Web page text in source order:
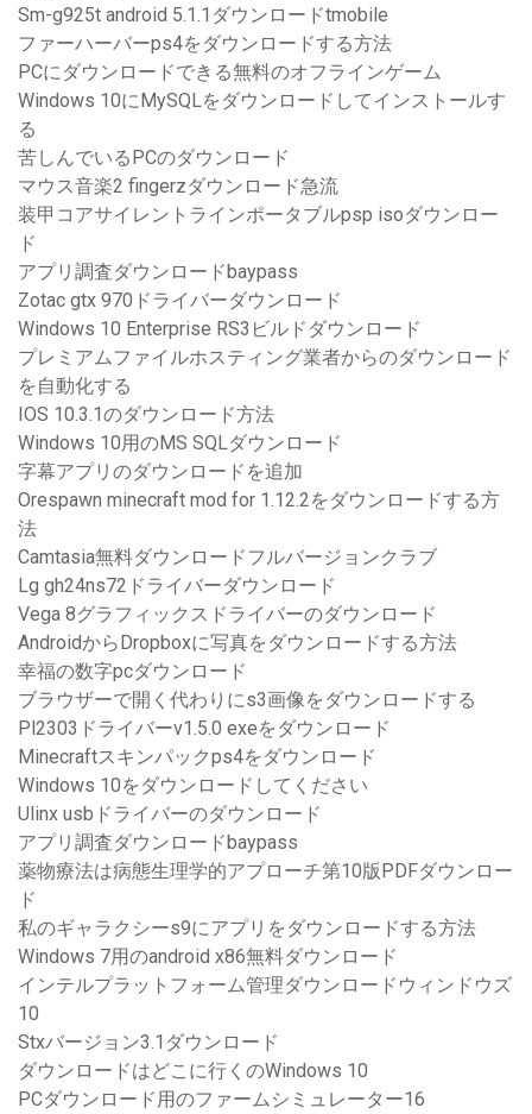
Sm-g925t android 5.1.1ダウンロードtmobile
ファーハーバーps4をダウンロードする方法
PCにダウンロードできる無料のオフラインゲーム
Windows 10にMySQLをダウンロードしてインストールす
る
苦しんでいるPCのダウンロード
マウス音楽2 fingerzダウンロード急流
装甲コアサイレントラインポータブルpsp isoダウンロー
ド
アプリ調査ダウンロードbaypass
Zotac gtx 970ドライバーダウンロード
Windows 10 Enterprise RS3ビルドダウンロード
プレミアムファイルホスティング業者からのダウンロード
を自動化する
IOS 10.3.1のダウンロード方法
Windows 10用のMS SQLダウンロード
字幕アプリのダウンロードを追加
Orespawn minecraft mod for 1.12.2をダウンロードする方
法
Camtasia無料ダウンロードフルバージョンクラブ
Lg gh24ns72ドライバーダウンロード
Vega 8グラフィックスドライバーのダウンロード
AndroidからDropboxに写真をダウンロードする方法
幸福の数字pcダウンロード
ブラウザーで開く代わりにs3画像をダウンロードする
Pl2303ドライバーv1.5.0 exeをダウンロード
Minecraftスキンパックps4をダウンロード
Windows 10をダウンロードしてください
Ulinx usbドライバーのダウンロード
アプリ調査ダウンロードbaypass
薬物療法は病態生理学的アプローチ第10版PDFダウンロー
ド
私のギャラクシーs9にアプリをダウンロードする方法
Windows 7用のandroid x86無料ダウンロード
インテルプラットフォーム管理ダウンロードウィンドウズ
10
Stxバージョン3.1ダウンロード
ダウンロードはどこに行くのWindows 10
PCダウンロード用のファームシミュレーター16